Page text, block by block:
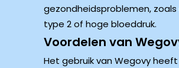
gezondheidsproblemen,
type 2 of hoge bloeddruk.
Voordelen van
Het gebruik van Wegovy heeft